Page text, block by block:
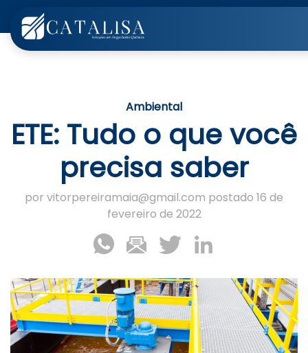
Ambiental
ETE: Tudo o que você
precisa saber
por vitorpereiramaia@gmail.com postado 16 de
fevereiro de 2022